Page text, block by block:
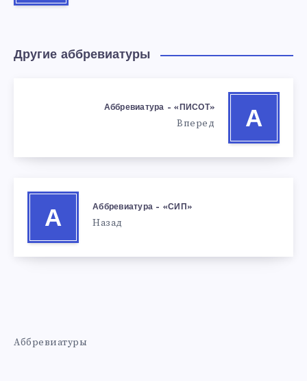
Другие аббревиатуры
А
Аббревиатура – «ПИСОТ»
Вперед
А
Аббревиатура – «СИП»
Назад
Аббревиатуры